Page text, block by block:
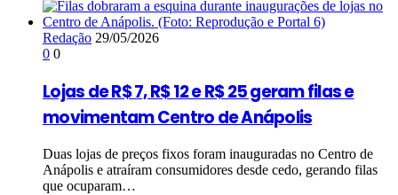
Redação 29/05/2026
0 0
Lojas de R$ 7, R$ 12 e R$ 25 geram filas e
movimentam Centro de Anápolis
Duas lojas de preços fixos foram inauguradas no Centro de
Anápolis e atraíram consumidores desde cedo, gerando filas
que ocuparam…